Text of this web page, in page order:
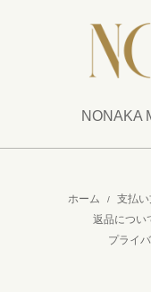
NONAKA
ホーム / 支払
返品につい
プライ